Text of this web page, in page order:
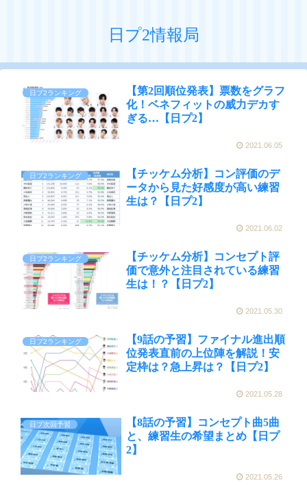
日プ2情報局
日プ2ランキング
【第2回順位発表】票数をグラフ
化！ベネフィットの威力デカす
ぎる…【日プ2】
2021.06.05
日プ2ランキング
【チッケム分析】コン評価のデ
ータから見た好感度が高い練習
生は？【日プ2】
2021.06.02
日プ2ランキング
【チッケム分析】コンセプト評
価で意外と注目されている練習
生は！？【日プ2】
2021.05.30
日プ2ランキング
【9話の予習】ファイナル進出順
位発表直前の上位陣を解説！安
定枠は？急上昇は？【日プ2】
2021.05.28
日プ次回予習
【8話の予習】コンセプト曲5曲
と、練習生の希望まとめ【日プ
2】
2021.05.26